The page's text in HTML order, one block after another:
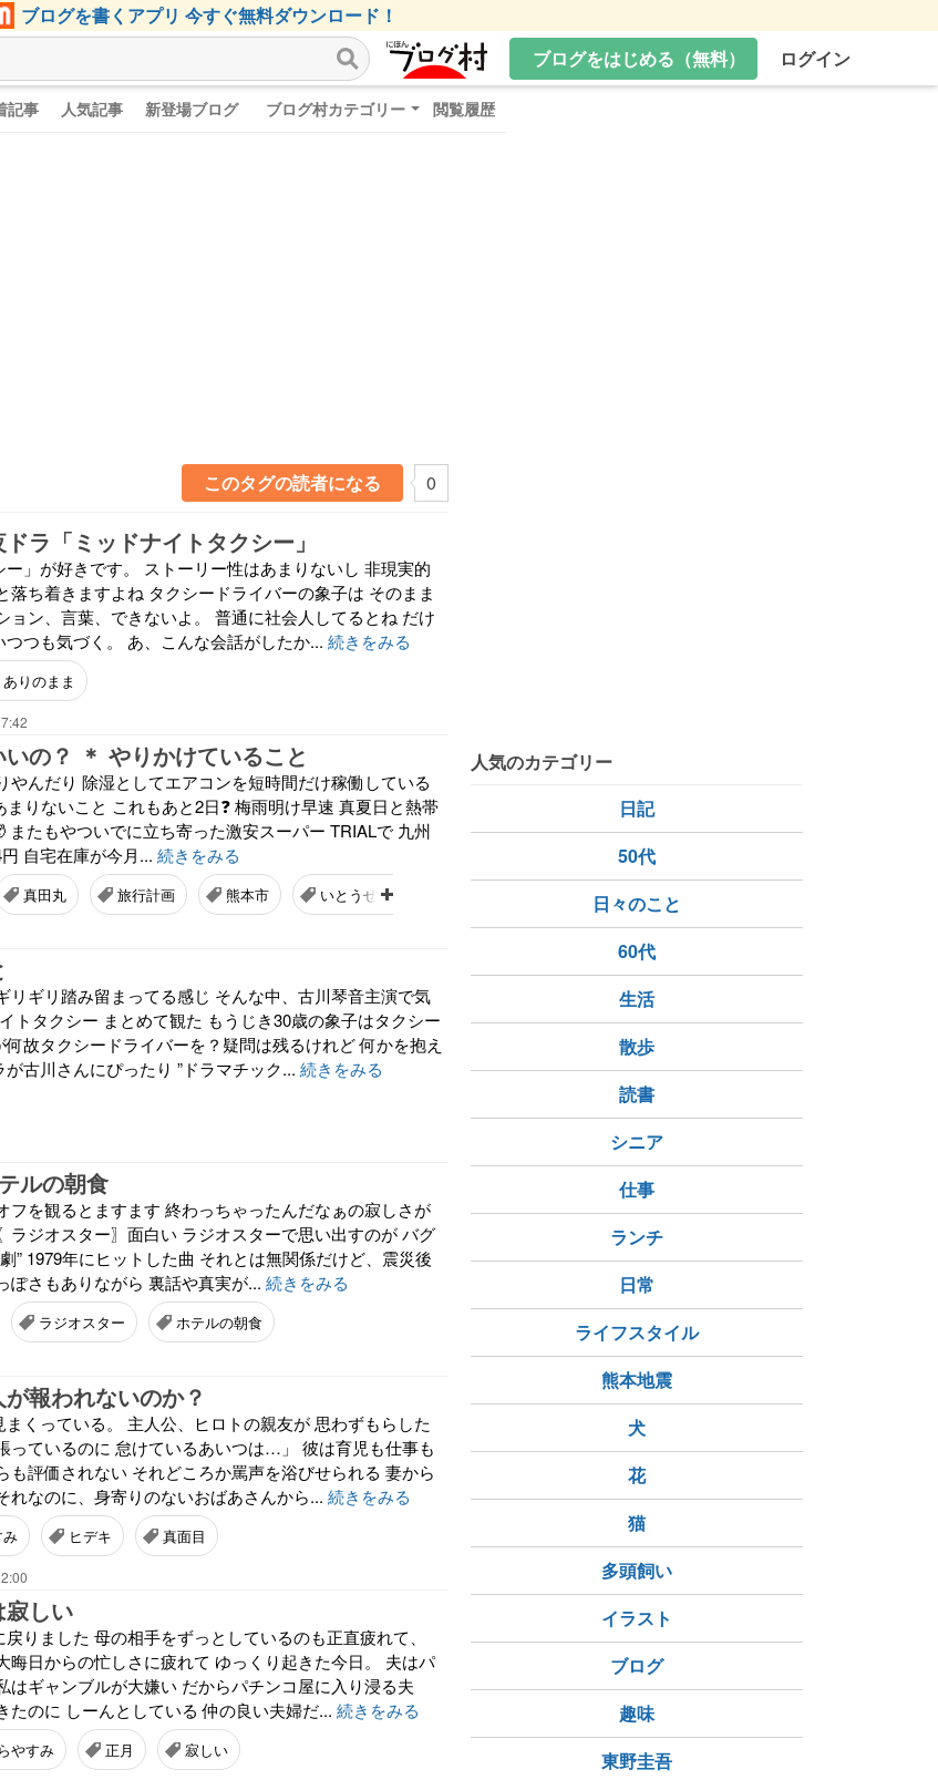
ブログを書くアプリ 今すぐ無料ダウンロード！
ブログをはじめる（無料）
ログイン
記事 人気記事 新登場ブログ ブログ村カテゴリー 閲覧履歴
このタグの読者になる 0
ラ「ミッドナイトタクシー」
」が好きです。 ストーリー性はあまりないし 非現実的
落ち着きますよね タクシードライバーの象子は そのまま
ョン、言葉、できないよ。 普通に社会人してるとね だけ
つも気づく。 あ、こんな会話がしたか... 続きをみる
ありのまま
の？ ＊ やりかけていること
やんだり 除湿としてエアコンを短時間だけ稼働している
りないこと これもあと2日❓ 梅雨明け早速 真夏日と熱帯
たもやついでに立ち寄った激安スーパー TRIALで 九州
自宅在庫が今月... 続きをみる
真田丸 旅行計画 熊本市 いとうせいこう
リギリ踏み留まってる感じ そんな中、古川琴音主演で気
トタクシー まとめて観た もうじき30歳の象子はタクシー
何故タクシードライバーを？疑問は残るけれど 何かを抱え
古川さんにぴったり ”ドラマチック... 続きをみる
ルの朝食
フを観るとますます 終わっちゃったんだなぁの寂しさが
ラジオスター〗面白い ラジオスターで思い出すのが バグ
” 1979年にヒットした曲 それとは無関係だけど、震災後
ぽさもありながら 裏話や真実が... 続きをみる
ラジオスター ホテルの朝食
報われないのか？
くっている。 主人公、ヒロトの親友が 思わずもらした
っているのに 怠けているあいつは…」 彼は育児も仕事も
も評価されない それどころか罵声を浴びせられる 妻から
れなのに、身寄りのないおばあさんから... 続きをみる
ヒデキ 真面目
しい
りました 母の相手をずっとしているのも正直疲れて、
晦日からの忙しさに疲れて ゆっくり起きた今日。 夫はパ
はギャンブルが大嫌い だからパチンコ屋に入り浸る夫
のに しーんとしている 仲の良い夫婦だ... 続きをみる
やすみ 正月 寂しい
人気のカテゴリー
日記
50代
日々のこと
60代
生活
散歩
読書
シニア
仕事
ランチ
日常
ライフスタイル
熊本地震
犬
花
猫
多頭飼い
イラスト
ブログ
趣味
東野圭吾